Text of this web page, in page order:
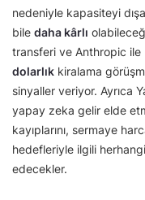
nedeniyle kapasiteyi
bile daha kârlı
transferi ve Anthropic
dolarlık kiralama
sinyaller veriyor. Ayrıca
yapay zeka gelir elde
kayıplarını, sermaye
hedefleriyle ilgili
edecekler.